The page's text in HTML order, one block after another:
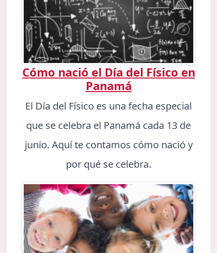
Cómo nació el Día del Físico en
Panamá
El Día del Físico es una fecha especial
que se celebra el Panamá cada 13 de
junio. Aquí te contamos cómo nació y
por qué se celebra.